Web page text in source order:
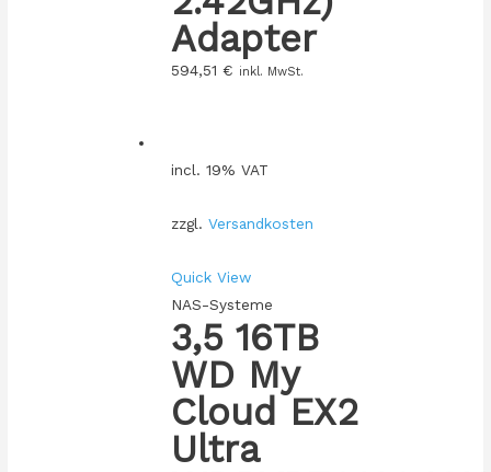
Adapter
594,51 € inkl. MwSt.
incl. 19% VAT
zzgl. Versandkosten
Quick View
NAS-Systeme
3,5 16TB
WD My
Cloud EX2
Ultra